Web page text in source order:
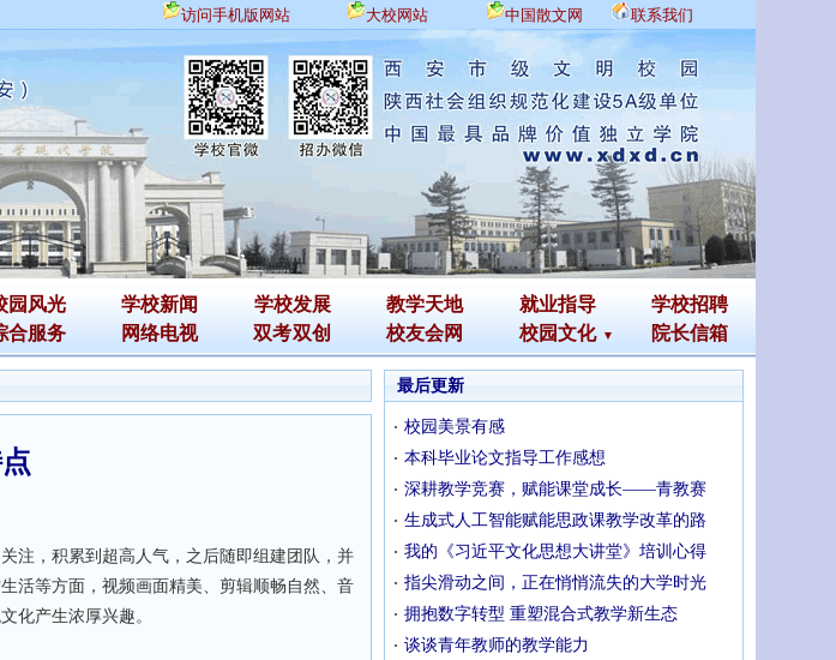
访问手机版网站 大校网站 中国散文网 联系我们
园风光 学校新闻 学校发展 教学天地 就业指导
学校招聘
合服务 网络电视 双考双创 校友会网 校园文化 院长信箱
，积累到超高人气，之后随即组建团队，并
活等方面，视频画面精美、剪辑顺畅自然、音
化产生浓厚兴趣。
最后更新
校园美景有感
本科毕业论文指导工作感想
深耕教学竞赛，赋能课堂成长——青教赛
生成式人工智能赋能思政课教学改革的路
我的《习近平文化思想大讲堂》培训心得
指尖滑动之间，正在悄悄流失的大学时光
拥抱数字转型 重塑混合式教学新生态
谈谈青年教师的教学能力